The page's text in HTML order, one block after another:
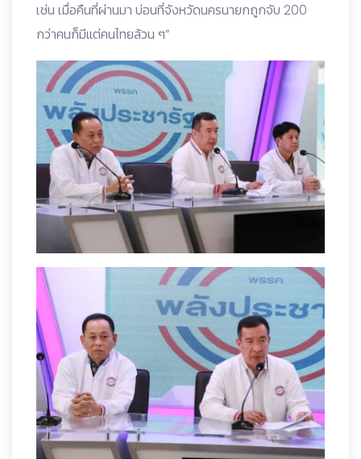
เช่น เมื่อคืนที่ผ่านมา บ่อนที่จังหวัดนครนายกถูกจับ 200
กว่าคนก็มีแต่คนไทยล้วน ๆ”